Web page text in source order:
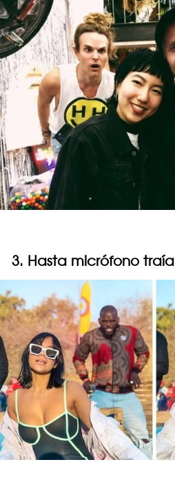
3. Hasta micrófono traía